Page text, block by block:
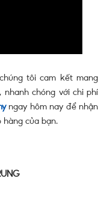
tôi cam kết mang
chóng với chi phí
ngay hôm nay để nhận
của bạn.